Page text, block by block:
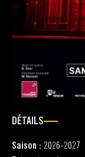
DÉTAILS
Saison : 2026-2027